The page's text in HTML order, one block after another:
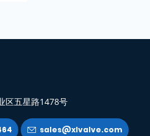
区五星路1478号
 sales@xlvalve.com